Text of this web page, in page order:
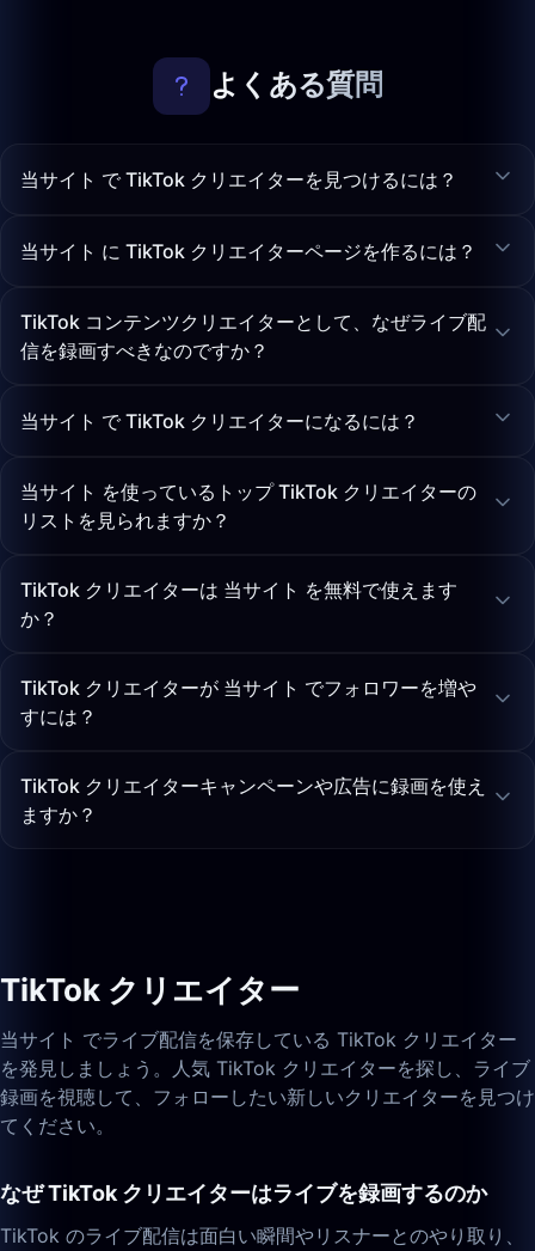
よくある質問
当サイト で TikTok クリエイターを見つけるには？
当サイト に TikTok クリエイターページを作るには？
TikTok コンテンツクリエイターとして、なぜライブ配
信を録画すべきなのですか？
当サイト で TikTok クリエイターになるには？
当サイト を使っているトップ TikTok クリエイターの
リストを見られますか？
TikTok クリエイターは 当サイト を無料で使えます
か？
TikTok クリエイターが 当サイト でフォロワーを増や
すには？
TikTok クリエイターキャンペーンや広告に録画を使え
ますか？
TikTok クリエイター
当サイト でライブ配信を保存している TikTok クリエイター
を発見しましょう。人気 TikTok クリエイターを探し、ライブ
録画を視聴して、フォローしたい新しいクリエイターを見つけ
てください。
なぜ TikTok クリエイターはライブを録画するのか
TikTok のライブ配信は面白い瞬間やリスナーとのやり取り、